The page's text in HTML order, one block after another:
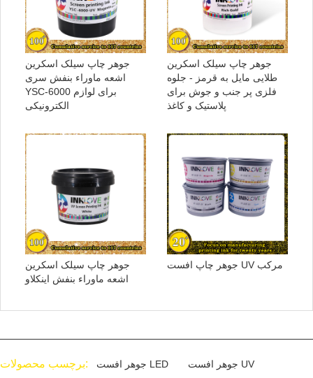
جوهر چاپ سیلک اسکرین
اشعه ماوراء بنفش سری
YSC-6000 برای لوازم
الکترونیکی
جوهر چاپ سیلک اسکرین
طلایی مایل به قرمز - جلوه
فلزی پر جنب و جوش برای
پلاستیک و کاغذ
جوهر چاپ سیلک اسکرین
اشعه ماوراء بنفش اینکلاو
جوهر چاپ افست UV مرکب
برچسب محصولات: جوهر افست LED
جوهر افست UV